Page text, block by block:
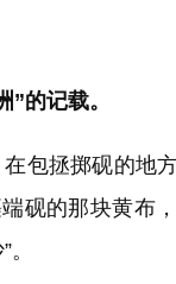
的记载。
包拯掷砚的地
砚的那块黄布